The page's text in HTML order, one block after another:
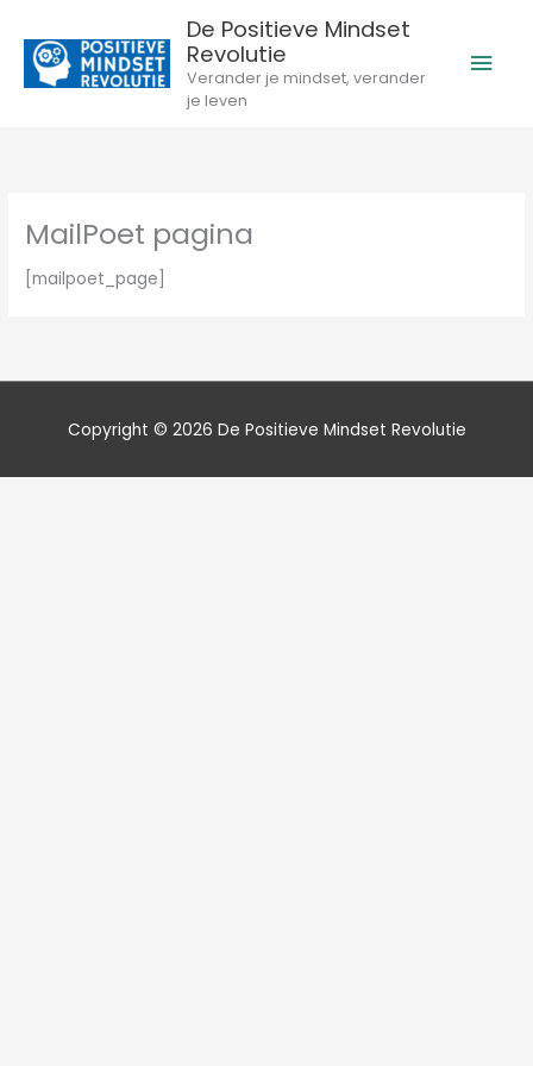
naar
inhoud
De Positieve Mindset
Revolutie
Verander je mindset, verander
je leven
MailPoet pagina
[mailpoet_page]
Copyright © 2026 De Positieve Mindset Revolutie